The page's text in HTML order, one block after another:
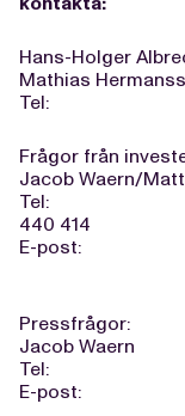
Hans-Holger
Mathias
Tel: +46
Frågor från
Jacob Waern/
Tel: +46 (0)
440 414
E-
Pressfrågor:
Jacob
Tel: +46
E-